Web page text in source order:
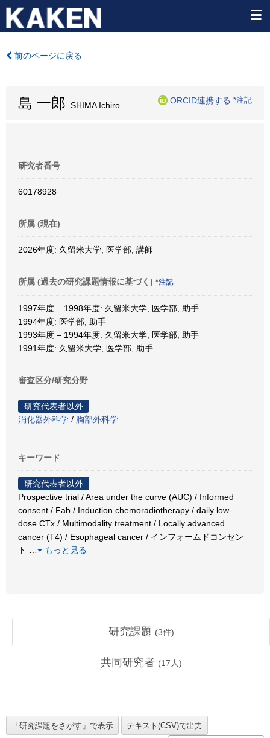
前のページに戻る
島 一郎 SHIMA Ichiro
ORCID連携する *注記
研究者番号
60178928
所属 (現在)
2026年度: 久留米大学, 医学部, 講師
所属 (過去の研究課題情報に基づく) *注記
1997年度 – 1998年度: 久留米大学, 医学部, 助手
1994年度: 医学部, 助手
1993年度 – 1994年度: 久留米大学, 医学部, 助手
1991年度: 久留米大学, 医学部, 助手
審査区分/研究分野
研究代表者以外
消化器外科学 / 胸部外科学
キーワード
研究代表者以外
Prospective trial / Area under the curve (AUC) / Informed
consent / Fab / Induction chemoradiotherapy / daily low-
dose CTx / Multimodality treatment / Locally advanced
cancer (T4) / Esophageal cancer / インフォームドコンセン
ト
もっと見る
研究課題 (3件)
共同研究者 (17 人)